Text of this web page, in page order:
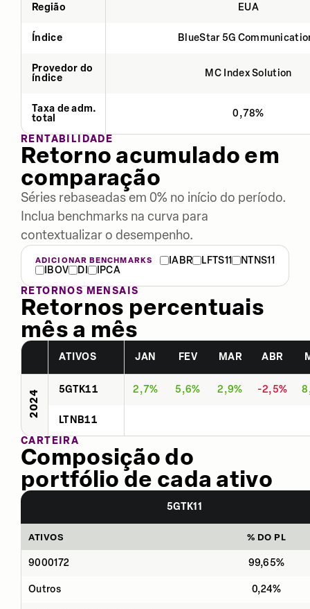
Região EUA
Índice BlueStar 5G
Provedor do
índice
MC Index Solution
Taxa de adm.
total
0,78%
RENTABILIDADE
Retorno acumulado em
comparação
Séries rebaseadas em 0% no início do período.
Inclua benchmarks na curva para
contextualizar o desempenho.
ADICIONAR BENCHMARKS IABR LFTS11
NTNS11
IBOV
DI
IPCA
RETORNOS MENSAIS
Retornos percentuais
mês a mês
ATIVOS JAN FEV MAR ABR
2024 5GTK11 2,7% 5,6% 2,9% -2,5%
LTNB11
CARTEIRA
Composição do
portfólio de cada ativo
5GTK11
ATIVOS % DO PL
9000172 99,65%
Outros 0,24%